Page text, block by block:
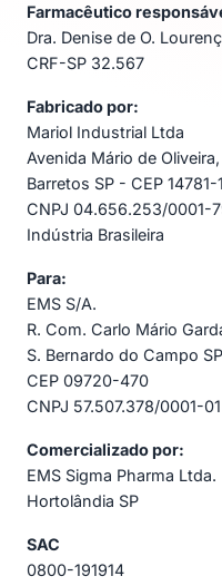
Farmacêutico
Dra. Denise de O.
CRF-SP 32.567
Fabricado por:
Mariol Industrial Ltda
Avenida Mário de
Barretos SP - CEP 14781-
CNPJ 04.656.253/0001-
Indústria Brasileira
Para:
EMS S/A.
R. Com. Carlo Mário
S. Bernardo do Campo SP
CEP 09720-470
CNPJ 57.507.378/0001-01
Comercializado por:
EMS Sigma Pharma Ltda.
Hortolândia SP
SAC
0800-191914